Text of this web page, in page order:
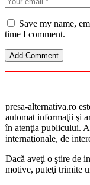
Save my name,
time I comment.
presa-alternativa.ro
automat informaţii şi
în atenţia publicului.
internaţionale, de
Dacă aveţi o ştire de
motive, puteţi trimite